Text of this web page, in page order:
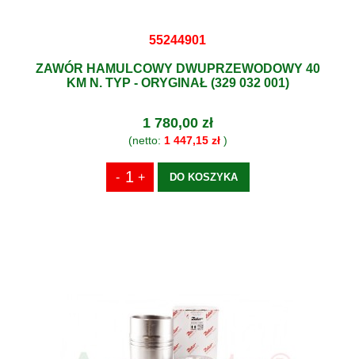
55244901
ZAWÓR HAMULCOWY DWUPRZEWODOWY 40
KM N. TYP - ORYGINAŁ (329 032 001)
1 780,00 zł
(netto: 1 447,15 zł)
DO KOSZYKA